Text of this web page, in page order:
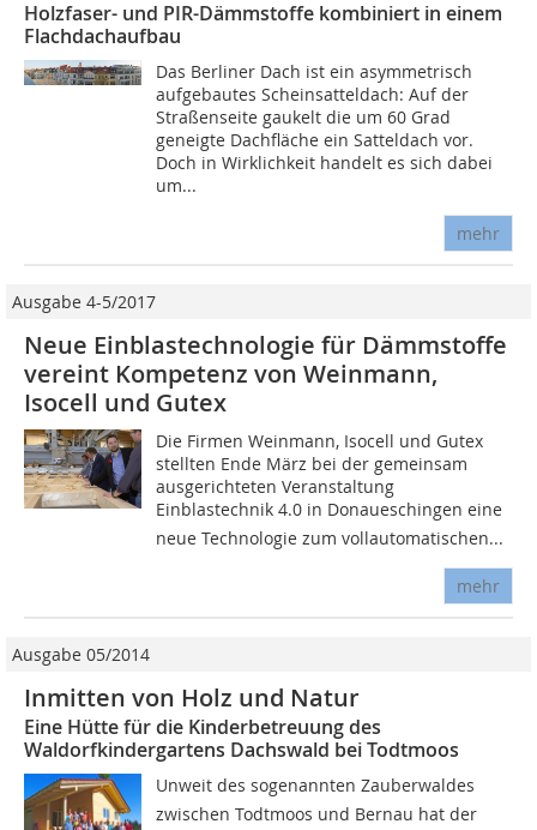
Holzfaser- und PIR-Dämmstoffe kombiniert in einem
Flachdachaufbau
Das Berliner Dach ist ein asymmetrisch
aufgebautes Scheinsatteldach: Auf der
Straßenseite gaukelt die um 60 Grad
geneigte Dachfläche ein Satteldach vor.
Doch in Wirklichkeit handelt es sich dabei
um...
mehr
Ausgabe 4-5/2017
Neue Einblastechnologie für Dämmstoffe
vereint Kompetenz von Weinmann,
Isocell und Gutex
Die Firmen Weinmann, Isocell und Gutex
stellten Ende März bei der gemeinsam
ausgerichteten Veranstaltung
Einblastechnik 4.0 in Donaueschingen eine
neue Technologie zum vollautomatischen...
mehr
Ausgabe 05/2014
Inmitten von Holz und Natur
Eine Hütte für die Kinderbetreuung des
Waldorfkindergartens Dachswald bei Todtmoos
Unweit des sogenannten Zauberwaldes
zwischen Todtmoos und Bernau hat der